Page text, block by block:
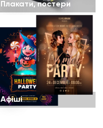
Плакати, постери
Афіші